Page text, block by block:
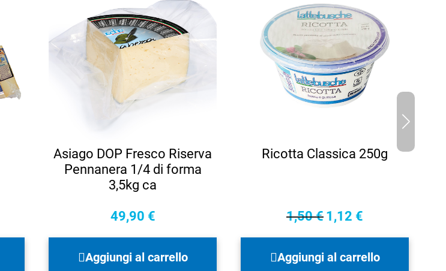
Asiago DOP Fresco Riserva
Pennanera 1/4 di forma
3,5kg ca
49,90 €
Aggiungi al carrello
Ricotta Classica 250g
1,50€ Il
originale
1,12 €
attuale
Aggiungi al carrello